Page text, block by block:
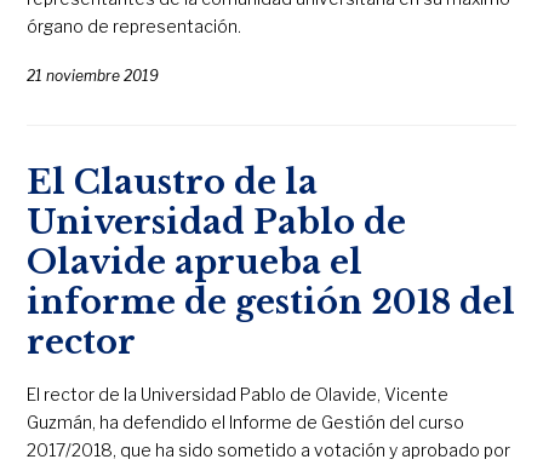
órgano de representación.
21 noviembre 2019
El Claustro de la
Universidad Pablo de
Olavide aprueba el
informe de gestión 2018 del
rector
El rector de la Universidad Pablo de Olavide, Vicente
Guzmán, ha defendido el Informe de Gestión del curso
2017/2018, que ha sido sometido a votación y aprobado por